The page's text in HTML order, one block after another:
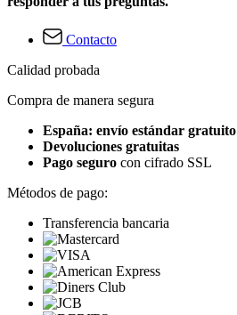
Contacto
Calidad probada
Compra de manera segura
España: envío estándar gratuito
Devoluciones gratuitas
Pago seguro con cifrado SSL
Métodos de pago:
Transferencia bancaria